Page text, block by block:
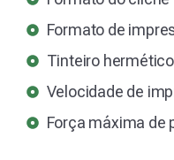
Formato de
Tinteiro hermético
Velocidade de
Força máxima de